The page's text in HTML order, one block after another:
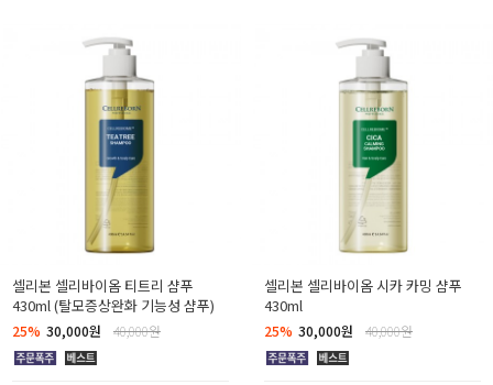
셀리본 셀리바이옴 티트리 샴푸
430ml (탈모증상완화 기능성 샴푸)
25% 30,000원 40,000원
셀리본 셀리바이옴 시카 카밍 샴푸
430ml
25% 30,000원 40,000원